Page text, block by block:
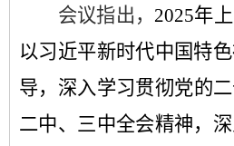
会议指出 ， 2025年
以习近平新时代中国特
导， 深入学习贯彻党的
二中、三中全会精神，